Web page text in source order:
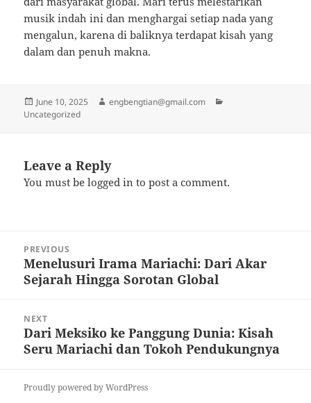
musik indah ini dan menghargai setiap nada yang
mengalun, karena di baliknya terdapat kisah yang
dalam dan penuh makna.
Posted
on
June 10, 2025 Author
engbengtian@gmail.com
Uncategorized
Leave a Reply
You must belogged in to post a comment.
navigation
PREVIOUS
Previous
post:
Menelusuri Irama Mariachi: Dari Akar
Sejarah Hingga Sorotan Global
NEXT
Next
post:
Dari Meksiko ke Panggung Dunia: Kisah
Seru Mariachi dan Tokoh Pendukungnya
Proudly powered by WordPress